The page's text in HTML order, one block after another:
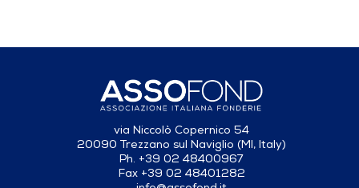
via Niccolò Copernico 54
20090 Trezzano sul Naviglio (MI, Italy)
Ph. +39 02 48400967
Fax +39 02 48401282